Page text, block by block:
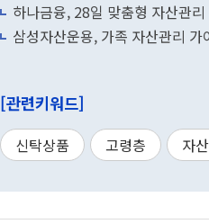
하나금융, 28일 맞춤형 자산관
삼성자산운용, 가족 자산관리 가
[관련키워드]
신탁상품 고령층 자